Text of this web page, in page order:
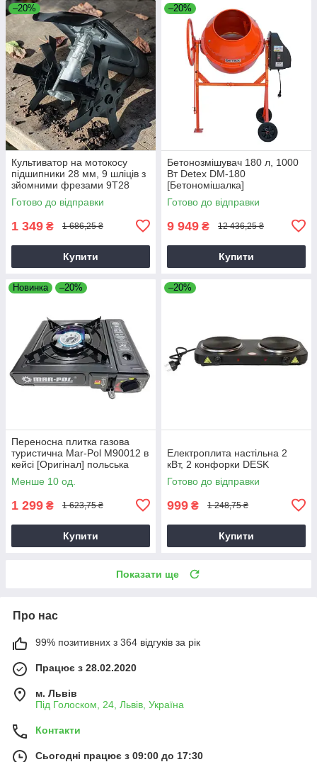
–20%
Культиватор на мотокосу
підшипники 28 мм, 9 шліців з
зйомними фрезами 9T28
Готово до відправки
1 349 ₴ 1 686,25 ₴
Купити
–20%
Бетонозмішувач 180 л, 1000
Вт Detex DM-180
[Бетономішалка]
Готово до відправки
9 949 ₴ 12 436,25 ₴
Купити
Новинка –20%
Переносна плитка газова
туристична Mar-Pol M90012 в
кейсі [Оригінал] польська
Менше 10 од.
1 299 ₴ 1 623,75 ₴
Купити
–20%
Електроплита настільна 2
кВт, 2 конфорки DESK
Готово до відправки
999 ₴ 1 248,75 ₴
Купити
Показати ще
Про нас
99% позитивних з 364 відгуків за рік
Працює з 28.02.2020
м. Львів
Під Голоском, 24, Львів, Україна
Контакти
Сьогодні працює з 09:00 до 17:30